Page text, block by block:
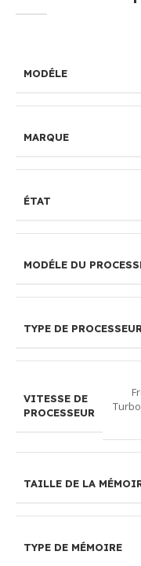
MODÉLE
MARQUE
ÉTAT
MODÉLE DU
TYPE DE PROCESSEUR
VITESSE DE
PROCESSEUR
TAILLE DE LA
TYPE DE MÉMOIRE